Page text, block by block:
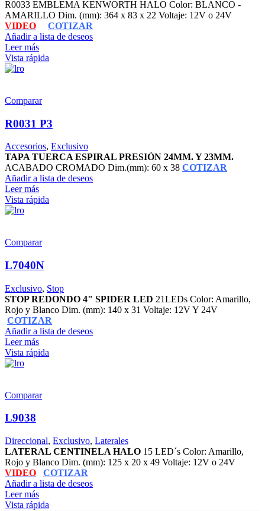
R0033 EMBLEMA KENWORTH HALO Color: BLANCO -
AMARILLO Dim. (mm): 364 x 83 x 22 Voltaje: 12V o 24V
VIDEO
COTIZAR
Añadir a lista de deseos
Leer más
Vista rápida
Comparar
R0031 P3
Accesorios, Exclusivo
TAPA TUERCA ESPIRAL PRESIÓN 24MM. Y 23MM.
ACABADO CROMADO Dim.(mm): 60 x 38 COTIZAR
Añadir a lista de deseos
Leer más
Vista rápida
Comparar
L7040N
Exclusivo, Stop
STOP REDONDO 4" SPIDER LED 21LEDs Color: Amarillo,
Rojo y Blanco Dim. (mm): 140 x 31 Voltaje: 12V Y 24V
COTIZAR
Añadir a lista de deseos
Leer más
Vista rápida
Comparar
L9038
Direccional, Exclusivo, Laterales
LATERAL CENTINELA HALO 15 LED´s Color: Amarillo,
Rojo y Blanco Dim. (mm): 125 x 20 x 49 Voltaje: 12V o 24V
VIDEO
COTIZAR
Añadir a lista de deseos
Leer más
Vista rápida